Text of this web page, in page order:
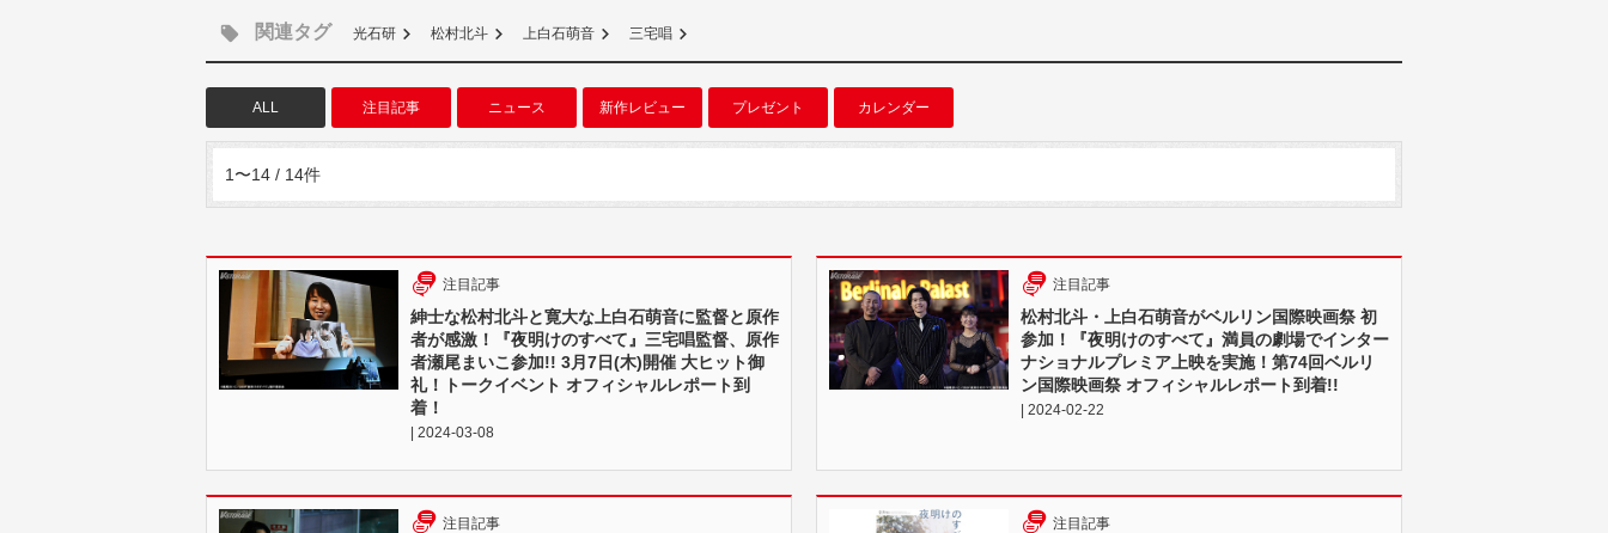
関連タグ 光石研 松村北斗 上白石萌音 三宅唱
ALL 注目記事 ニュース 新作レビュー プレゼント カレンダー
1〜14 / 14件
注目記事
紳士な松村北斗と寛大な上白石萌音に監督と原作
者が感激！『夜明けのすべて』三宅唱監督、原作
者瀬尾まいこ参加!! 3月7日(木)開催 大ヒット御
礼！トークイベント オフィシャルレポート到
着！
| 2024-03-08
注目記事
松村北斗・上白石萌音がベルリン国際映画祭 初
参加！『夜明けのすべて』満員の劇場でインター
ナショナルプレミア上映を実施！第74回ベルリ
ン国際映画祭 オフィシャルレポート到着!!
| 2024-02-22
注目記事 注目記事